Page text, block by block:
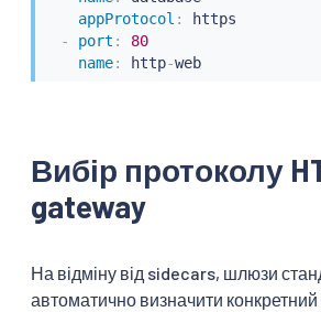
appProtocol :
https
-
port :
80
name: http-web
Вибір протоколу
gateway
На відміну від sidecars, шлюзи
автоматично визначити